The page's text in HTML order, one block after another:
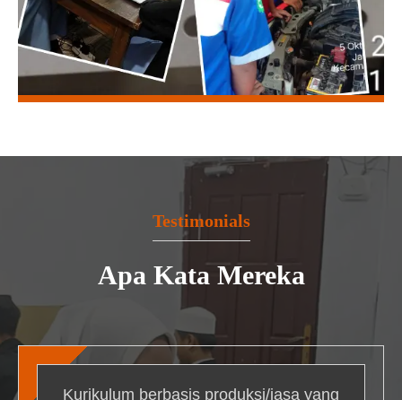
Testimonials
Apa Kata Mereka
Kurikulum berbasis produksi/jasa yang